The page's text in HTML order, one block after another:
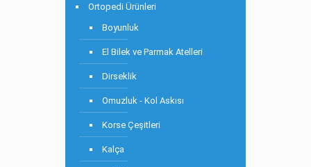
Ortopedi Ürünleri
Boyunluk
El Bilek ve Parmak Atelleri
Dirseklik
Omuzluk - Kol Askısı
Korse Çeşitleri
Kalça